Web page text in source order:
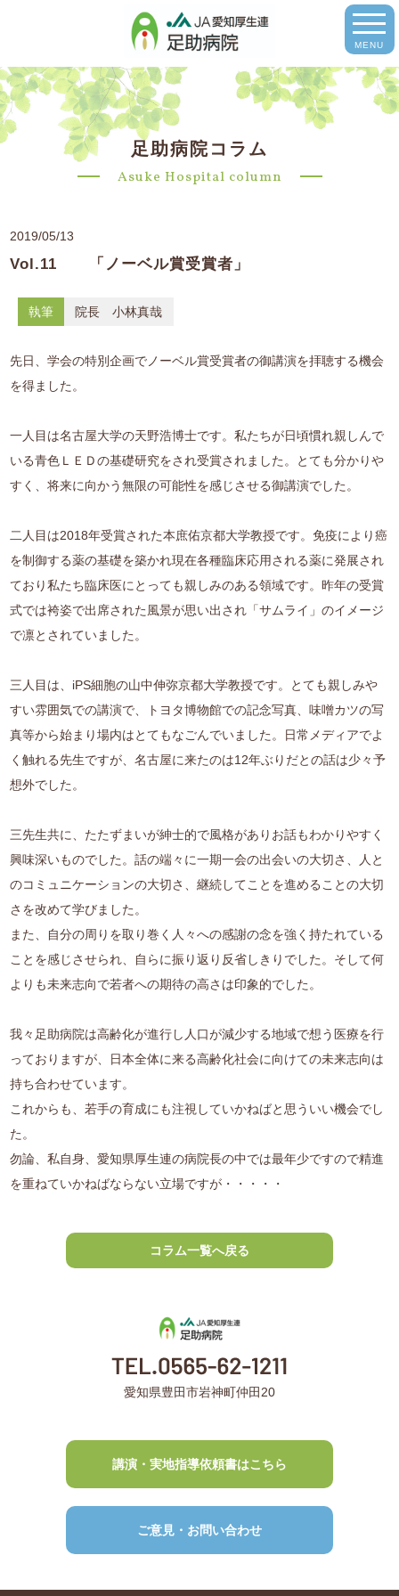
MENU
足助病院コラム
Asuke Hospital column
2019/05/13
Vol.11 「ノーベル賞受賞者」
執筆 院長 小林真哉
先日、学会の特別企画でノーベル賞受賞者の御講演を拝聴する機会
を得ました。
一人目は名古屋大学の天野浩博士です。私たちが日頃慣れ親しんで
いる青色ＬＥＤの基礎研究をされ受賞されました。とても分かりや
すく、将来に向かう無限の可能性を感じさせる御講演でした。
二人目は2018年受賞された本庶佑京都大学教授です。免疫により癌
を制御する薬の基礎を築かれ現在各種臨床応用される薬に発展され
ており私たち臨床医にとっても親しみのある領域です。昨年の受賞
式では袴姿で出席された風景が思い出され「サムライ」のイメージ
で凛とされていました。
三人目は、iPS細胞の山中伸弥京都大学教授です。とても親しみや
すい雰囲気での講演で、トヨタ博物館での記念写真、味噌カツの写
真等から始まり場内はとてもなごんでいました。日常メディアでよ
く触れる先生ですが、名古屋に来たのは12年ぶりだとの話は少々予
想外でした。
三先生共に、たたずまいが紳士的で風格がありお話もわかりやすく
興味深いものでした。話の端々に一期一会の出会いの大切さ、人と
のコミュニケーションの大切さ、継続してことを進めることの大切
さを改めて学びました。
また、自分の周りを取り巻く人々への感謝の念を強く持たれている
ことを感じさせられ、自らに振り返り反省しきりでした。そして何
よりも未来志向で若者への期待の高さは印象的でした。
我々足助病院は高齢化が進行し人口が減少する地域で想う医療を行
っておりますが、日本全体に来る高齢化社会に向けての未来志向は
持ち合わせています。
これからも、若手の育成にも注視していかねばと思ういい機会でし
た。
勿論、私自身、愛知県厚生連の病院長の中では最年少ですので精進
を重ねていかねばならない立場ですが・・・・・
コラム一覧へ戻る
愛知県豊田市岩神町仲田20
講演・実地指導依頼書はこちら
ご意見・お問い合わせ